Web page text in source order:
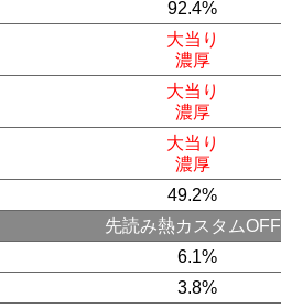
92.4%
大当り
濃厚
大当り
濃厚
大当り
濃厚
49.2%
先読み熱カスタムOFF
6.1%
3.8%